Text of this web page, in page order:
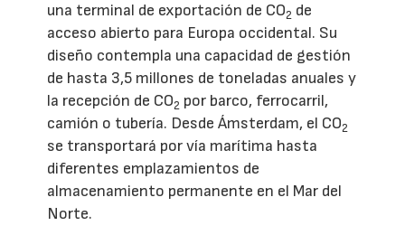
una terminal de exportación de CO2 de
acceso abierto para Europa occidental. Su
diseño contempla una capacidad de gestión
de hasta 3,5 millones de toneladas anuales y
la recepción de CO2 por barco, ferrocarril,
camión o tubería. Desde Ámsterdam, el CO2
se transportará por vía marítima hasta
diferentes emplazamientos de
almacenamiento permanente en el Mar del
Norte.